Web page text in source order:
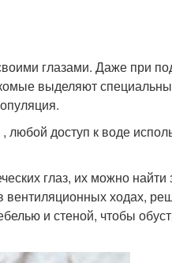
глазами. Даже при
выделяют
доступ к воде
глаз, их можно найти
ходах,
и стеной, чтобы